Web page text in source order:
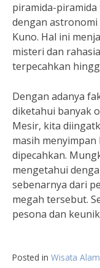
piramida-
dengan
Kuno. Hal ini
misteri dan
terpecahkan
Dengan adanya
diketahui banyak
Mesir, kita
masih
dipecahkan.
mengetahui
sebenarnya dari
megah tersebut.
pesona dan
Posted in Wisata Alam